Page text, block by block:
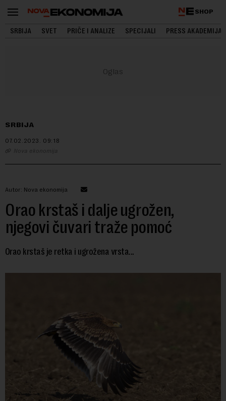
SHOP
SRBIJA SVET PRIČE I ANALIZE SPECIJALI PRESS AKADEMIJA
SRBIJA
07.02.2023. 09:18
Nova ekonomija
Autor: Nova ekonomija
Orao krstaš i dalje ugrožen,
njegovi čuvari traže pomoć
Orao krstaš je retka i ugrožena vrsta...